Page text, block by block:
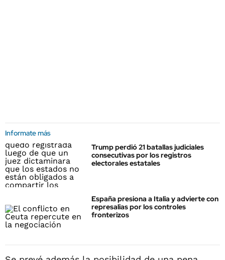
Informate más
Trump perdió 21 batallas judiciales
consecutivas por los registros
electorales estatales
España presiona a Italia y advierte con
represalias por los controles
fronterizos